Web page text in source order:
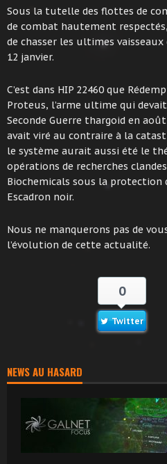
Sous la tutelle des flottes de
de combat hautement
de chasser les ultimes vaisseaux
12 janvier.
C’est dans HIP 22460 que
Proteus, l’arme ultime qui
Seconde Guerre thargoid en
avait viré au contraire à la
le système aurait aussi été le
opérations de recherches
Biochemicals sous la
Escadron noir.
Nous ne manquerons pas de
l’évolution de cette actualité.
0
Twitter
NEWS AU HASARD